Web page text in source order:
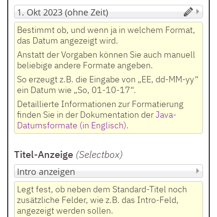
Bestimmt ob, und wenn ja in welchem Format,
das Datum angezeigt wird.
Anstatt der Vorgaben können Sie auch manuell
beliebige andere Formate angeben.
So erzeugt z.B. die Eingabe von „EE, dd-MM-yy“
ein Datum wie „So, 01-10-17“.
Detaillierte Informationen zur Formatierung
finden Sie in der Dokumentation derJava-
Datumsformate (in Englisch).
Titel-Anzeige (Selectbox)
Legt fest, ob neben dem Standard-Titel noch
zusätzliche Felder, wie z.B. das Intro-Feld,
angezeigt werden sollen.